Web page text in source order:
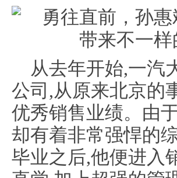
从去年开始,一汽
公司,从原来北京的
优秀销售业绩。由
却有着非常强悍的
毕业之后,他便进入